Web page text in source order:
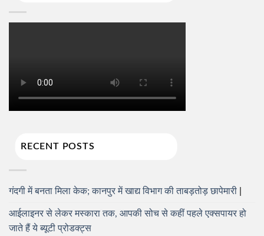
RECENT POSTS
गंदगी में बनता मिला केक; कानपुर में खाद्य विभाग की ताबड़तोड़ छापेमारी
आईलाइनर से लेकर मस्कारा तक, आपकी सोच से कहीं पहले एक्सपायर हो
जाते हैं ये ब्यूटी प्रोडक्ट्स